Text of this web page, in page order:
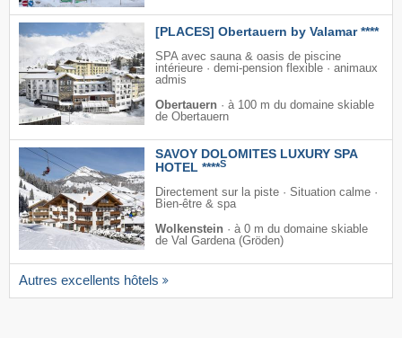
[PLACES] Obertauern by Valamar ****
SPA avec sauna & oasis de piscine
intérieure · demi-pension flexible · animaux
admis
Obertauern · à 100 m du domaine skiable
de Obertauern
SAVOY DOLOMITES LUXURY SPA
HOTEL ****S
Directement sur la piste · Situation calme ·
Bien-être & spa
Wolkenstein · à 0 m du domaine skiable
de Val Gardena (Gröden)
Autres excellents hôtels